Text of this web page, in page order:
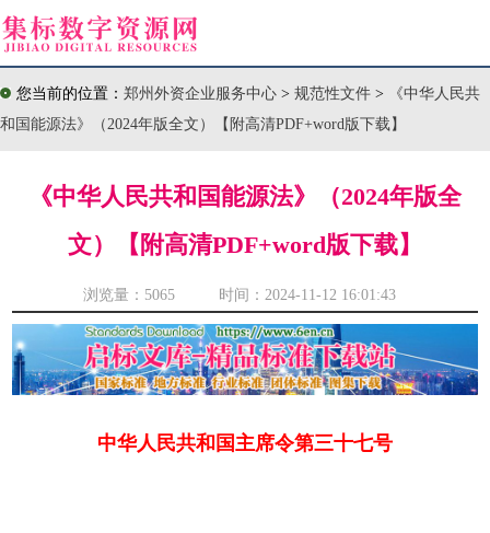
您当前的位置： 郑州外资企业服务中心 > 规范性文件 >
《中华人民共
和国能源法》（2024年版全文）【附高清PDF+word版下载】
《中华人民共和国能源法》（2024年版全
文）【附高清PDF+word版下载】
浏览量： 5065 时间：2024-11-12 16:01:43
中华人民共和国主席令第三十七号